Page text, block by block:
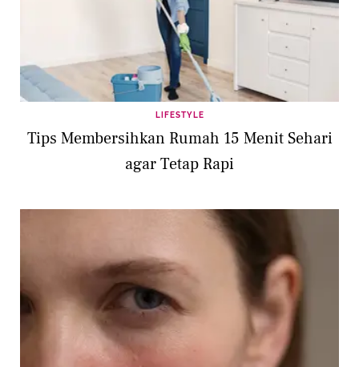
LIFESTYLE
Tips Membersihkan Rumah 15 Menit Sehari
agar Tetap Rapi